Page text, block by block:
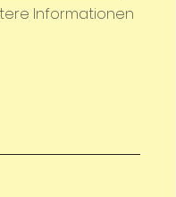
Informationen